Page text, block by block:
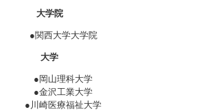
大学院
●関西大学大学院
大学
●岡山理科大学
●金沢工業大学
●川崎医療福祉大学